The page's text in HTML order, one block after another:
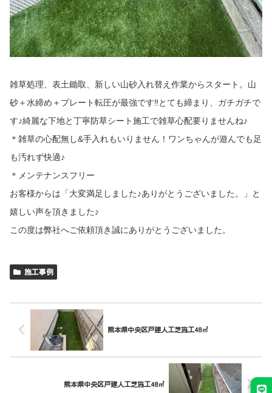
雑草処理、表土鋤取、新しい山砂入れ替え作業からスタート。山
砂＋水締め＋プレート転圧が最強です‼︎とても締まり、ガチガチで
す♪綺麗な下地と丁寧防草シート施工で雑草心配要りませんね♪
＊雑草の心配無し&手入れもいりません！ワンちゃんが遊んでも足
も汚れず快適♪
＊メンテナンスフリー
お客様からは「大変満足しました♪ありがとうございました。」と
嬉しい声を頂きました♪
この度は弊社へご依頼頂き誠にありがとうございました。
施工事例
熊本県中央区戸建人工芝施工48㎡
熊本県中央区戸建人工芝施工48㎡